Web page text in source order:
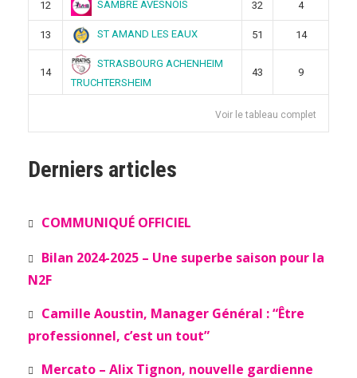
12 SAMBRE AVESNOIS 32 4
13 ST AMAND LES EAUX 51 14
14
STRASBOURG ACHENHEIM
TRUCHTERSHEIM
43 9
Voir le tableau complet
Derniers articles
COMMUNIQUÉ OFFICIEL
Bilan 2024-2025 – Une superbe saison pour la
N2F
Camille Aoustin, Manager Général : “Être
professionnel, c’est un tout”
Mercato – Alix Tignon, nouvelle gardienne